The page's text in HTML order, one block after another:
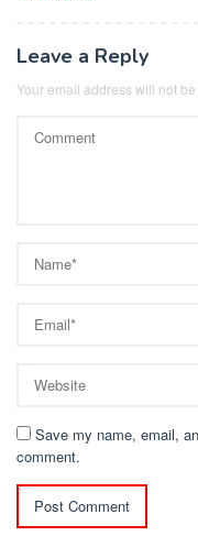
Leave a Reply
Your email address will not be
Save my name, email,
comment.